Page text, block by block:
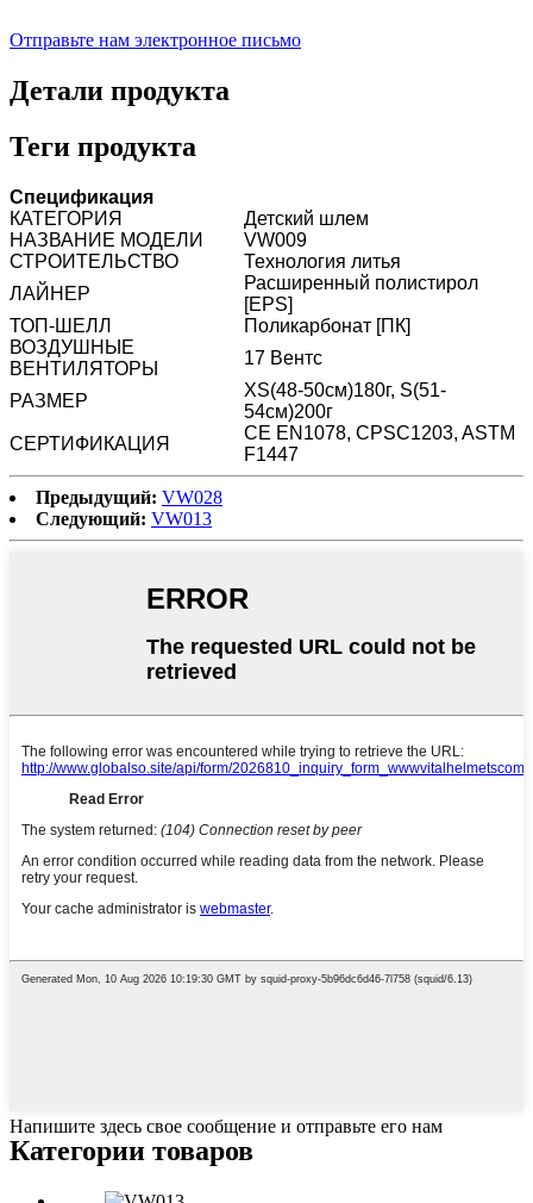
Отправьте нам электронное письмо
Детали продукта
Теги продукта
Спецификация
КАТЕГОРИЯ
Детский шлем
НАЗВАНИЕ МОДЕЛИ
VW009
СТРОИТЕЛЬСТВО
Технология литья
ЛАЙНЕР
Расширенный полистирол
[EPS]
ТОП-ШЕЛЛ
Поликарбонат [ПК]
ВОЗДУШНЫЕ
ВЕНТИЛЯТОРЫ
17 Вентс
РАЗМЕР
XS(48-50см)180г, S(51-
54см)200г
СЕРТИФИКАЦИЯ
CE EN1078, CPSC1203, ASTM
F1447
Предыдущий: VW028
Следующий: VW013
Напишите здесь свое сообщение и отправьте его нам
Категории товаров